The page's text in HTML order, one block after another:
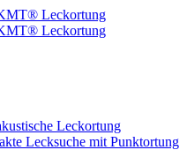
Leckortung
Lecksuche mit Punktortung